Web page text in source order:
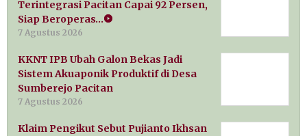
Terintegrasi Pacitan Capai 92 Persen,
Siap Beroperas…
7 Agustus 2026
KKNT IPB Ubah Galon Bekas Jadi
Sistem Akuaponik Produktif di Desa
Sumberejo Pacitan
7 Agustus 2026
Klaim Pengikut Sebut Pujianto Ikhsan